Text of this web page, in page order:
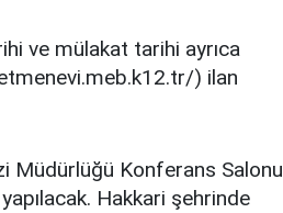
ve mülakat tarihi ayrıca
) ilan
Müdürlüğü Konferans Salonu
Hakkari şehrinde